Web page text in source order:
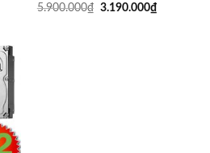
5.900.000₫ 3.190.000₫